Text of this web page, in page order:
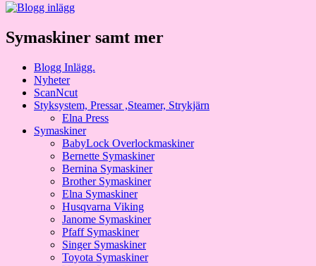
Symaskiner samt mer
Blogg Inlägg.
Nyheter
ScanNcut
Styksystem, Pressar ,Steamer, Strykjärn
Elna Press
Symaskiner
BabyLock Overlockmaskiner
Bernette Symaskiner
Bernina Symaskiner
Brother Symaskiner
Elna Symaskiner
Husqvarna Viking
Janome Symaskiner
Pfaff Symaskiner
Singer Symaskiner
Toyota Symaskiner